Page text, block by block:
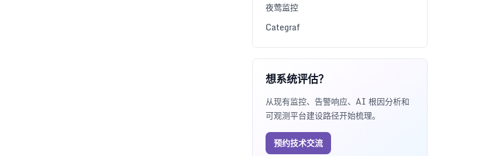
夜莺监控
Categraf
想系统评估？
从现有监控、告警响应、AI 根因分析和
可观测平台建设路径开始梳理。
预约技术交流